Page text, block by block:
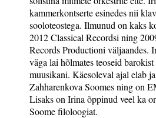
kammerkontserte esinedes nii
sooloteostega. Ilmunud on kaks
2012 Classical Recordsi ning
Records Productioni väljaandes.
väga lai hõlmates teoseid barokist
muusikani. Käesoleval ajal elab
Zahharenkova Soomes ning on
Lisaks on Irina õppinud veel ka
Soome filoloogiat.